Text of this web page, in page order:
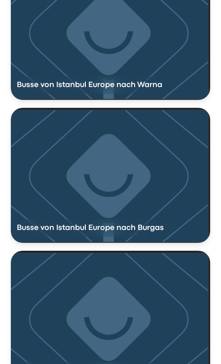
Busse von Istanbul Europe nach Warna
Busse von Istanbul Europe nach Burgas